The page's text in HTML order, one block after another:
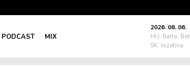
PODCAST MIX
2026. 08. 06.
HU: Berta,
SK: Jozefína